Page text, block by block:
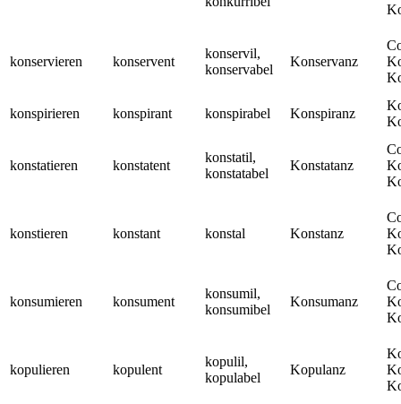
konservieren konservent
konservil,
konservabel
Konservanz
konspirieren konspirant konspirabel Konspiranz
konstatieren konstatent
konstatil,
konstatabel
Konstatanz
konstieren konstant konstal Konstanz
konsumieren konsument
konsumil,
konsumibel
Konsumanz
kopulieren kopulent
kopulil,
kopulabel
Kopulanz